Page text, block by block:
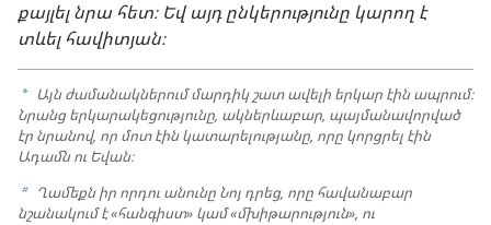
քայլել նրա հետ։ Եվ այդ ընկերությունը կարող է
տևել հավիտյան։
a Այն ժամանակներում մարդիկ շատ ավելի երկար էին ապրում։
Նրանց երկարակեցությունը, ակներևաբար, պայմանավորված
էր նրանով, որ մոտ էին կատարելությանը, որը կորցրել էին
Ադամն ու Եվան։
b Ղամեքն իր որդու անունը Նոյ դրեց, որը հավանաբար
նշանակում է «հանգիստ» կամ «մխիթարություն», ու